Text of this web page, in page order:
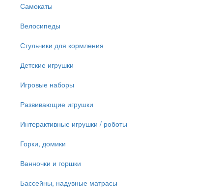
Самокаты
Велосипеды
Стульчики для кормления
Детские игрушки
Игровые наборы
Развивающие игрушки
Интерактивные игрушки / роботы
Горки, домики
Ванночки и горшки
Бассейны, надувные матрасы